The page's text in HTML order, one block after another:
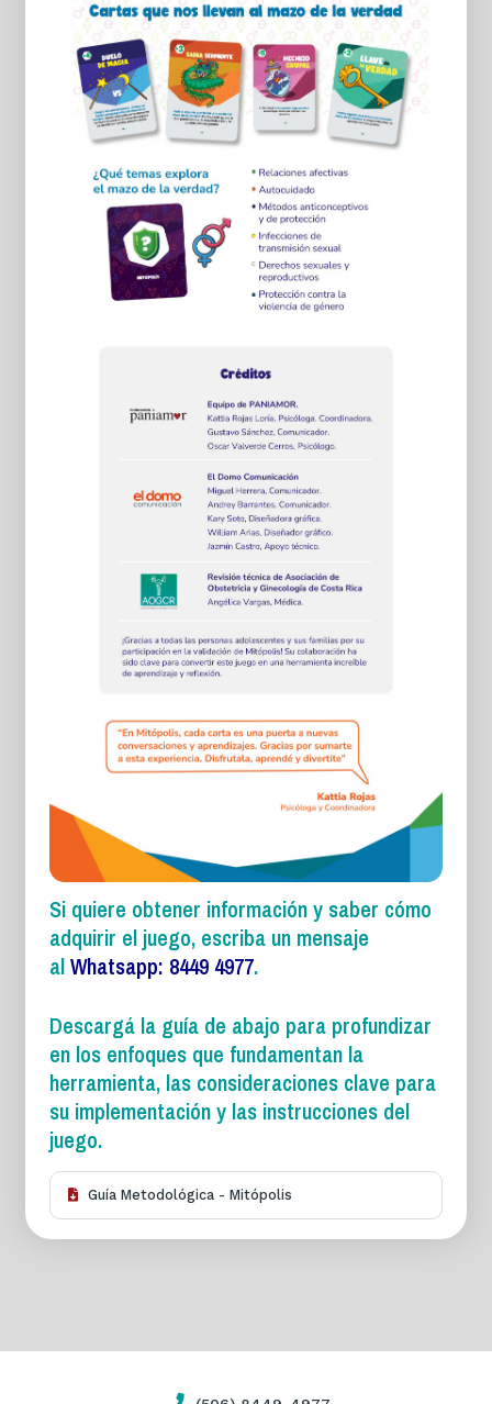
Si quiere obtener información y saber cómo
adquirir el juego, escriba un mensaje
alWhatsapp: 8449 4977.
Descargá la guía de abajo para profundizar
en los enfoques que fundamentan la
herramienta, las consideraciones clave para
su implementación y las instrucciones del
juego.
Guía Metodológica - Mitópolis